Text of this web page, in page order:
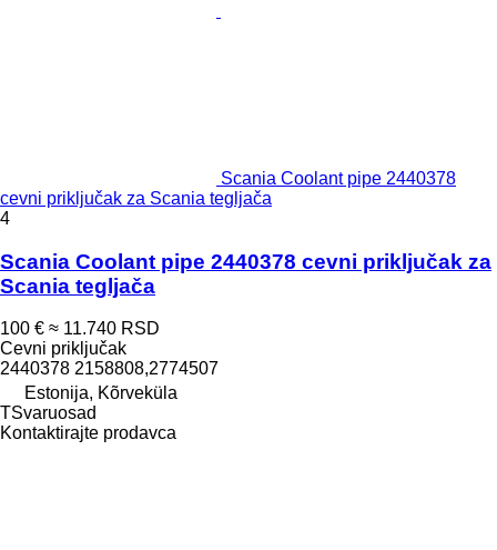
Scania Coolant pipe 2440378
cevni priključak za Scania tegljača
4
Scania Coolant pipe 2440378 cevni priključak za
Scania tegljača
100 € ≈ 11.740 RSD
Cevni priključak
2440378 2158808,2774507
Estonija, Kõrveküla
TSvaruosad
Kontaktirajte prodavca